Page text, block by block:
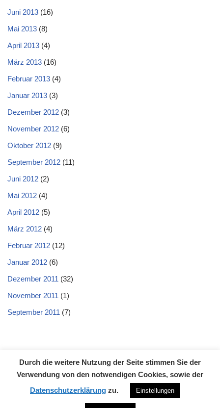
Juni 2013 (16)
Mai 2013 (8)
April 2013 (4)
März 2013 (16)
Februar 2013 (4)
Januar 2013 (3)
Dezember 2012 (3)
November 2012 (6)
Oktober 2012 (9)
September 2012 (11)
Juni 2012 (2)
Mai 2012 (4)
April 2012 (5)
März 2012 (4)
Februar 2012 (12)
Januar 2012 (6)
Dezember 2011 (32)
November 2011 (1)
September 2011 (7)
Datenschutzerklärung Impressum Kontakt
Neve| Präsentiert von WordPress
Durch die weitere Nutzung der Seite stimmen Sie der
Verwendung von den notwendigen Cookies, sowie der
Datenschutzerklärung zu. Einstellungen